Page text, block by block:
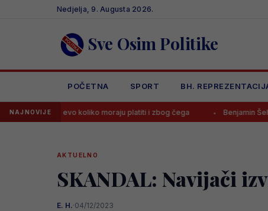
Nedjelja, 9. Augusta 2026.
Sve Osim Politike
POČETNA SPORT BH.
NAJNOVIJE
evo koliko moraju platiti i zbog čega Benjamin Šehić poražen
AKTUELNO
SKANDAL: Navijači
E. H.·04/12/2023